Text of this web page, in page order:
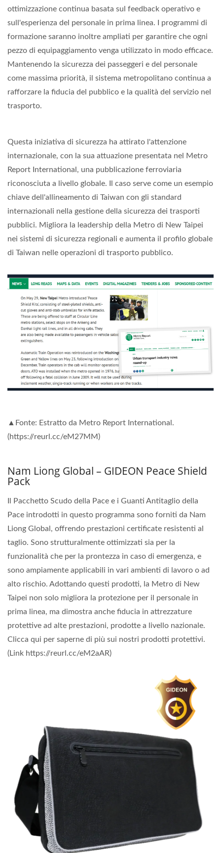
ottimizzazione continua basata sul feedback operativo e
sull'esperienza del personale in prima linea. I programmi di
formazione saranno inoltre ampliati per garantire che ogni
pezzo di equipaggiamento venga utilizzato in modo efficace.
Mantenendo la sicurezza dei passeggeri e del personale
come massima priorità, il sistema metropolitano continua a
rafforzare la fiducia del pubblico e la qualità del servizio nel
trasporto.
Questa iniziativa di sicurezza ha attirato l'attenzione
internazionale, con la sua attuazione presentata nel Metro
Report International, una pubblicazione ferroviaria
riconosciuta a livello globale. Il caso serve come un esempio
chiave dell'allineamento di Taiwan con gli standard
internazionali nella gestione della sicurezza dei trasporti
pubblici. Migliora la leadership della Metro di New Taipei
nei sistemi di sicurezza regionali e aumenta il profilo globale
di Taiwan nelle operazioni di trasporto pubblico.
▲Fonte: Estratto da Metro Report International.
(https://reurl.cc/eM27MM)
Nam Liong Global – GIDEON Peace Shield
Pack
Il Pacchetto Scudo della Pace e i Guanti Antitaglio della
Pace introdotti in questo programma sono forniti da Nam
Liong Global, offrendo prestazioni certificate resistenti al
taglio. Sono strutturalmente ottimizzati sia per la
funzionalità che per la prontezza in caso di emergenza, e
sono ampiamente applicabili in vari ambienti di lavoro o ad
alto rischio. Adottando questi prodotti, la Metro di New
Taipei non solo migliora la protezione per il personale in
prima linea, ma dimostra anche fiducia in attrezzature
protettive ad alte prestazioni, prodotte a livello nazionale.
Clicca qui per saperne di più sui nostri prodotti protettivi.
(Link https://reurl.cc/eM2aAR)